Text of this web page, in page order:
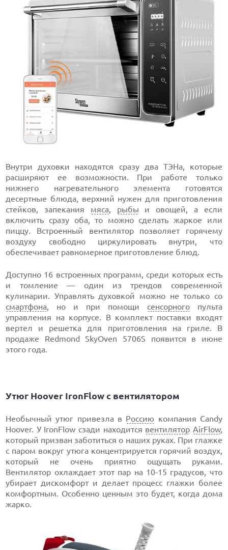
Внутри духовки находятся сразу два ТЭНа, которые
расширяют ее возможности. При работе только
нижнего нагревательного элемента готовятся
десертные блюда, верхний нужен для приготовления
стейков, запекания мяса, рыбы и овощей, а если
включить сразу оба, то можно сделать жаркое или
пиццу. Встроенный вентилятор позволяет горячему
воздуху свободно циркулировать внутри, что
обеспечивает равномерное приготовление блюд.
Доступно 16 встроенных программ, среди которых есть
и томление — один из трендов современной
кулинарии. Управлять духовкой можно не только со
смартфона, но и при помощи сенсорногопульта
управления на корпусе. В комплект поставки входят
вертел и решетка для приготовления на гриле. В
продаже Redmond SkyOven 5706S появится в июне
этого года.
Утюг Hoover IronFlow с вентилятором
Необычный утюг привезла в Россию компания Candy
Hoover. У IronFlow сзади находится вентилятор AirFlow,
который призван заботиться о наших руках. При глажке
с паром вокруг утюга концентрируется горячий воздух,
который не очень приятно ощущать руками.
Вентилятор охлаждает этот пар на 10-15 градусов, что
убирает дискомфорт и делает процесс глажки более
комфортным. Особенно ценным это будет, когда дома
жарко.